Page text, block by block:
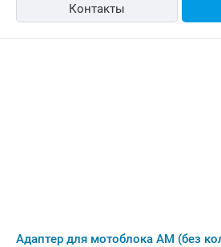
Контакты
Адаптер для мотоблока АМ (без